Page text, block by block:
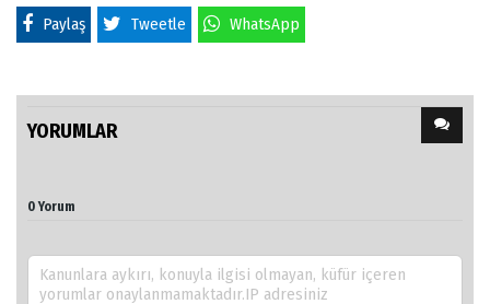
Paylaş Tweetle WhatsApp
YORUMLAR
0 Yorum